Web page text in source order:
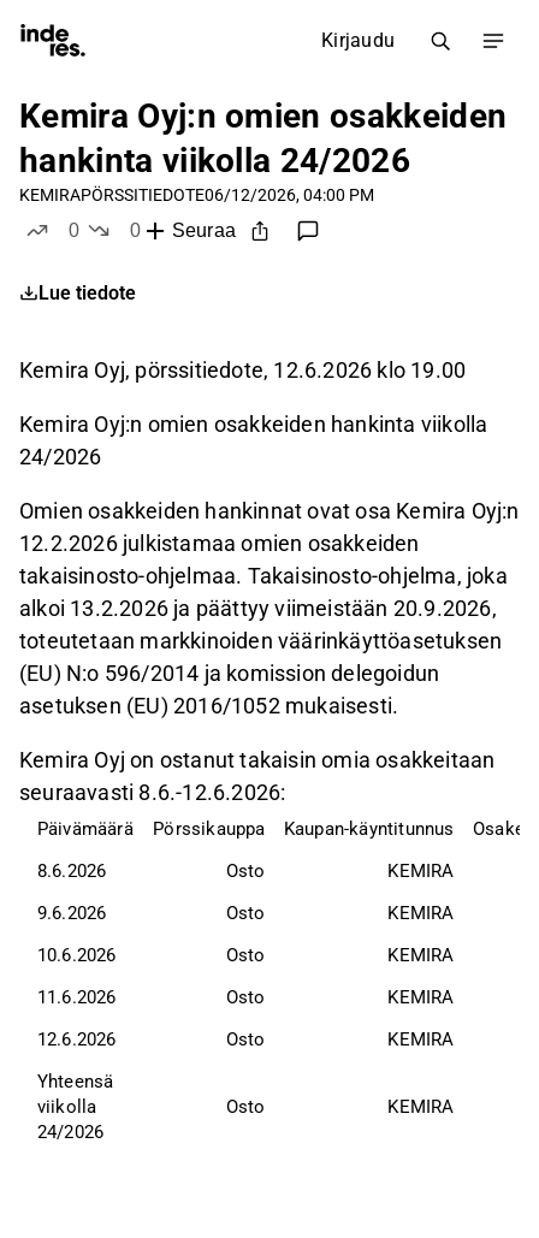
Kirjaudu
Kemira Oyj:n omien osakkeiden
hankinta viikolla 24/2026
KEMIRAPÖRSSITIEDOTE06/12/2026, 04:00 PM
0
0
Seuraa
Lue tiedote
Kemira Oyj, pörssitiedote, 12.6.2026 klo 19.00
Kemira Oyj:n omien osakkeiden hankinta viikolla
24/2026
Omien osakkeiden hankinnat ovat osa Kemira Oyj:n
12.2.2026 julkistamaa omien osakkeiden
takaisinosto-ohjelmaa. Takaisinosto-ohjelma, joka
alkoi 13.2.2026 ja päättyy viimeistään 20.9.2026,
toteutetaan markkinoiden väärinkäyttöasetuksen
(EU) N:o 596/2014 ja komission delegoidun
asetuksen (EU) 2016/1052 mukaisesti.
Kemira Oyj on ostanut takaisin omia osakkeitaan
seuraavasti 8.6.-12.6.2026:
Päivämäärä Pörssikauppa Kaupan-käyntitunnus
8.6.2026
Osto
KEMIRA
9.6.2026
Osto
KEMIRA
10.6.2026
Osto
KEMIRA
11.6.2026
Osto
KEMIRA
12.6.2026
Osto
KEMIRA
Yhteensä
viikolla
24/2026
Osto KEMIRA